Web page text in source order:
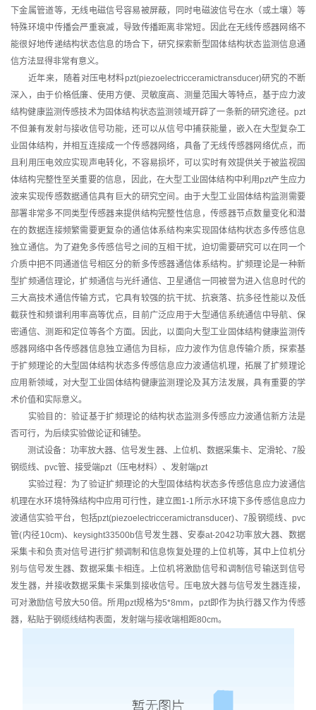
下金属管道等，无线电磁信号容易被屏蔽，同时电磁波信号在水（或土壤）等
特殊环境中传播会严重衰减，导致传播距离非常短。因此在无线传感器网络不
能很好地传递结构状态信息的场合下，研究探索新型固体结构状态监测信息通
信方法显得非常有意义。
近年来，随着对压电材料pzt(piezoelectricceramictransducer)研究的不断
深入，由于价格低廉、使用方便、灵敏度高、测量范围大等特点，基于应力波
结构健康监测传感技术为固体结构状态监测领域开辟了一条新的研究途径。pzt
不但兼有发射与接收信号功能，还可以从信号中捕获能量，嵌入在大型复杂工
业固体结构，并相互连接成一个传感器网络，具备了无线传感器网络优点，而
且利用压电效应实现声电转化，不容易损坏，可以实时有效提供关于被监视固
体结构完整性至关重要的信息，因此，在大型工业固体结构中利用pzt产生应力
波来实现传感数据通信具有巨大的研究空间。由于大型工业固体结构监测需要
部署非常多不同类型传感器来提供结构完整性信息，传感器节点数量变化和潜
在的数据连接频繁需要更复杂的通信体系结构来实现固体结构状态多传感信息
独立通信。为了避免多传感信号之间的互相干扰，迫切需要研究可以在同一个
介质中把不同通道信号相区分的新多传感器通信体系结构。扩频理论是一种新
型扩频通信理论，扩频通信与光纤通信、卫星通信一同被誉为进入信息时代的
三大高技术通信传输方式，它具有较强的抗干扰、抗衰落、抗多径性能以及低
截获性和频谱利用率高等优点，目前广泛应用于大型通信系统通信中导航、保
密通信、测距和定位等各个方面。因此，以面向大型工业固体结构健康监测传
感器网络中各传感器信息独立通信为目标，应力波作为信息传输介质，探索基
于扩频理论的大型固体结构状态多传感信息应力波通信机理，拓展了扩频理论
应用新领域，对大型工业固体结构健康监测理论及其方法发展，具有重要的学
术价值和实际意义。
实验目的：验证基于扩频理论的结构状态监测多传感应力波通信新方法是
否可行，为后续实验做论证和铺垫。
测试设备：功率放大器、信号发生器、上位机、数据采集卡、定滑轮、7股
钢缆线、pvc管、接受端pzt（压电材料）、发射端pzt
实验过程：为了验证扩频理论的大型固体结构状态多传感信息应力波通信
机理在水环境特殊结构中应用可行性，建立图1-1所示水环境下多传感信息应力
波通信实验平台，包括pzt(piezoelectricceramictransducer)、7股钢缆线、pvc
管(内径10cm)、keysight33500b信号发生器、安泰at-2042功率放大器、数据
采集卡和负责对信号进行扩频调制和信息恢复处理的上位机等，其中上位机分
别与信号发生器、数据采集卡相连。上位机将激励信号和调制信号输送到信号
发生器，并接收数据采集卡采集到接收信号。压电放大器与信号发生器连接，
可对激励信号放大50倍。所用pzt规格为5*8mm，pzt即作为执行器又作为传感
器，粘贴于钢缆线结构表面，发射端与接收端相距80cm。